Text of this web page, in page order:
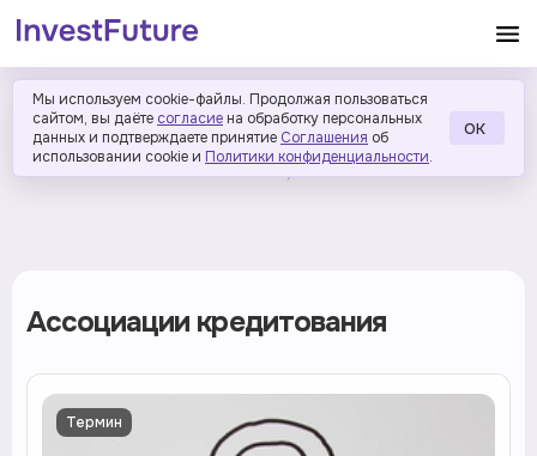
Мы используем cookie-файлы. Продолжая пользоваться
сайтом, вы даёте согласие на обработку персональных
данных и подтверждаете принятие Соглашения об
использовании cookie и Политики конфиденциальности.
ОК
Ассоциации кредитования
Термин